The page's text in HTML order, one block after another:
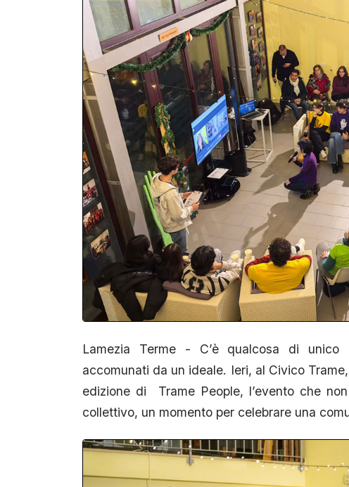
Lamezia Terme - C’è qualcosa di
accomunati da un ideale. Ieri, al Civico
edizione di Trame People, l’evento che
collettivo, un momento per celebrare una